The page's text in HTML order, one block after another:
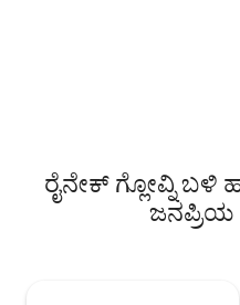
ರೈನೇಕ್ ಗ್ಲೋವ್ನಿ
ಜನಪ್ರಿಯ